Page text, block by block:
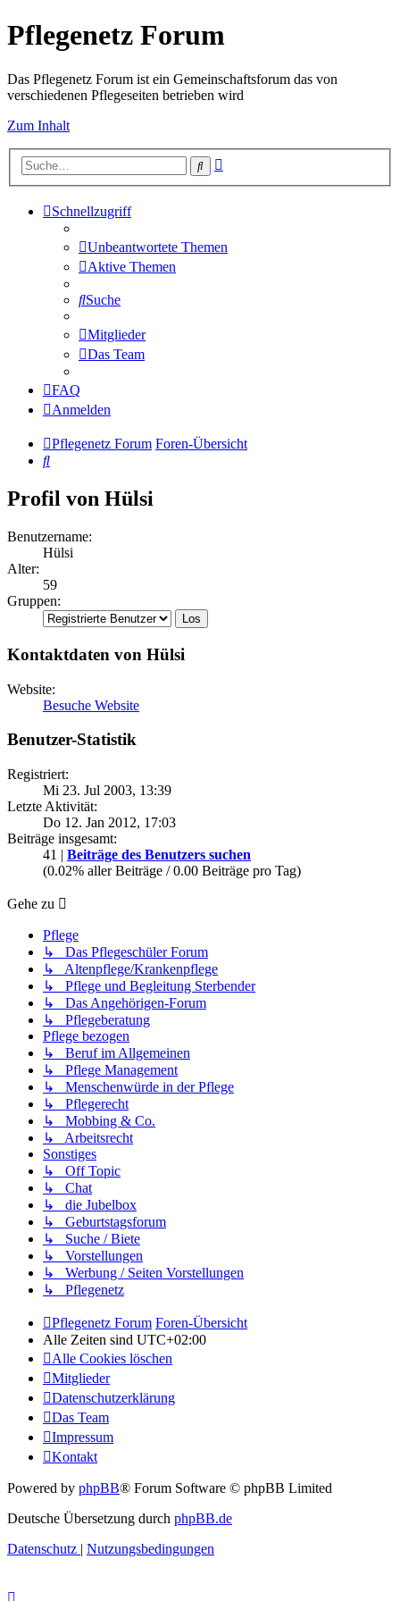
Pflegenetz Forum
Das Pflegenetz Forum ist ein Gemeinschaftsforum das von
verschiedenen Pflegeseiten betrieben wird
Zum Inhalt
Suche
Schnellzugriff
Unbeantwortete Themen
Aktive Themen
Suche
Mitglieder
Das Team
FAQ
Anmelden
Pflegenetz Forum Foren-Übersicht
Suche
Profil von Hülsi
Benutzername:
Hülsi
Alter:
59
Gruppen:
Kontaktdaten von Hülsi
Website:
Besuche Website
Benutzer-Statistik
Registriert:
Mi 23. Jul 2003, 13:39
Letzte Aktivität:
Do 12. Jan 2012, 17:03
Beiträge insgesamt:
41 | Beiträge des Benutzers suchen
(0.02% aller Beiträge / 0.00 Beiträge pro Tag)
Gehe zu
Pflege
↳ Das Pflegeschüler Forum
↳ Altenpflege/Krankenpflege
↳ Pflege und Begleitung Sterbender
↳ Das Angehörigen-Forum
↳ Pflegeberatung
Pflege bezogen
↳ Beruf im Allgemeinen
↳ Pflege Management
↳ Menschenwürde in der Pflege
↳ Pflegerecht
↳ Mobbing & Co.
↳ Arbeitsrecht
Sonstiges
↳ Off Topic
↳ Chat
↳ die Jubelbox
↳ Geburtstagsforum
↳ Suche / Biete
↳ Vorstellungen
↳ Werbung / Seiten Vorstellungen
↳ Pflegenetz
Pflegenetz Forum Foren-Übersicht
Alle Zeiten sind UTC+02:00
Alle Cookies löschen
Mitglieder
Datenschutzerklärung
Das Team
Impressum
Kontakt
Powered by phpBB® Forum Software © phpBB Limited
Deutsche Übersetzung durch phpBB.de
Datenschutz | Nutzungsbedingungen